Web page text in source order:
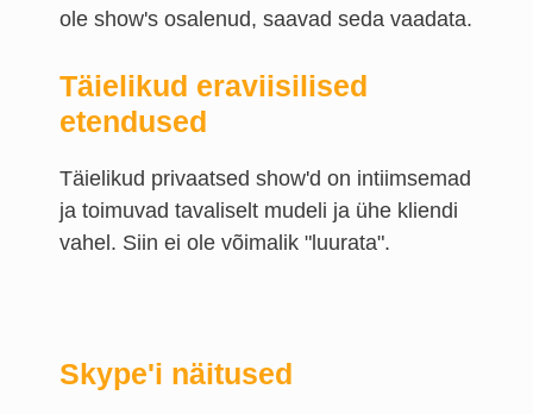
ole show's osalenud, saavad seda vaadata.
Täielikud eraviisilised
etendused
Täielikud privaatsed show'd on intiimsemad
ja toimuvad tavaliselt mudeli ja ühe kliendi
vahel. Siin ei ole võimalik "luurata".
Skype'i näitused